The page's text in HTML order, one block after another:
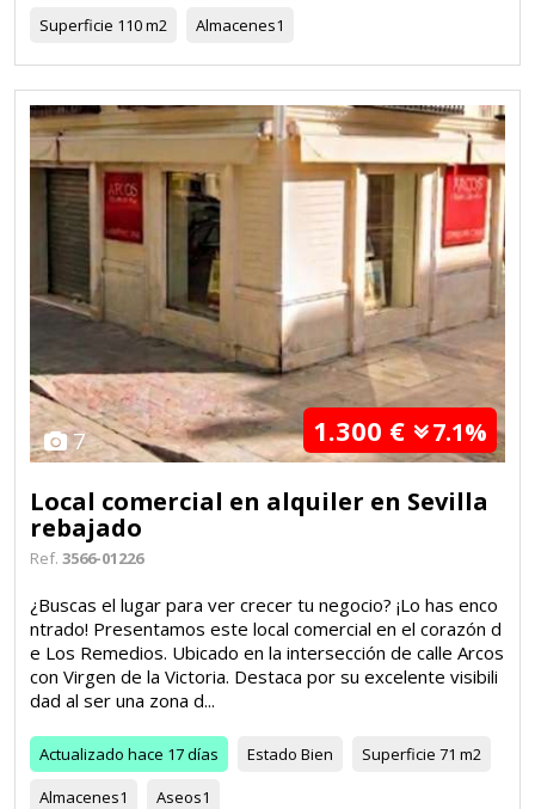
Superficie 110 m2 Almacenes1
7 1.300 € 7.1%
Local comercial en alquiler en Sevilla
rebajado
Ref. 3566-01226
¿Buscas el lugar para ver crecer tu negocio? ¡Lo has enco
ntrado! Presentamos este local comercial en el corazón d
e Los Remedios. Ubicado en la intersección de calle Arcos
con Virgen de la Victoria. Destaca por su excelente visibili
dad al ser una zona d...
Actualizado hace 17 días Estado Bien Superficie 71 m2
Almacenes1 Aseos1